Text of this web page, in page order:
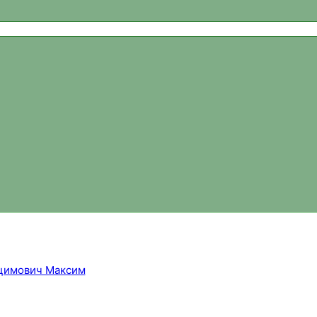
новости спортивного ориентирования, официальный
Максим